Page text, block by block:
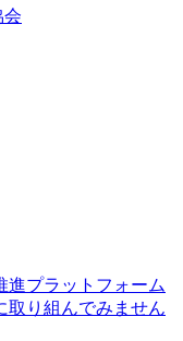
進プラットフォーム
取り組んでみません